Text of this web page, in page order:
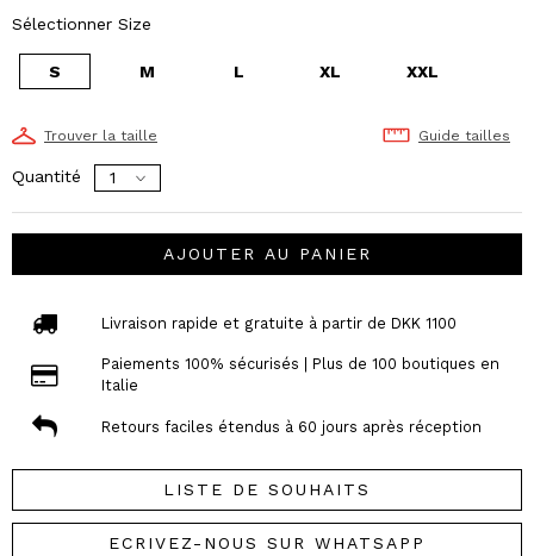
Sélectionner Size
S M L XL XXL
Trouver la taille Guide tailles
Quantité
AJOUTER AU PANIER
Livraison rapide et gratuite à partir de DKK 1100
Paiements 100% sécurisés | Plus de 100 boutiques en
Italie
Retours faciles étendus à 60 jours après réception
LISTE DE SOUHAITS
ECRIVEZ-NOUS SUR WHATSAPP